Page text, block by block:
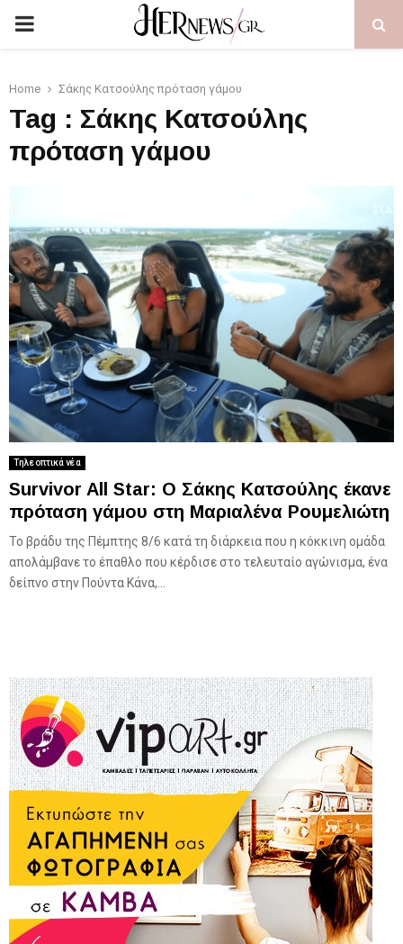
PRIMARY
Home Σάκης Κατσούλης πρόταση γάμου
Tag : Σάκης Κατσούλης
πρόταση γάμου
Τηλεοπτικά νέα
Survivor All Star: Ο Σάκης Κατσούλης έκανε
πρόταση γάμου στη Μαριαλένα Ρουμελιώτη
Το βράδυ της Πέμπτης 8/6 κατά τη διάρκεια που η κόκκινη ομάδα
απολάμβανε το έπαθλο που κέρδισε στο τελευταίο αγώνισμα, ένα
δείπνο στην Πούντα Κάνα,...